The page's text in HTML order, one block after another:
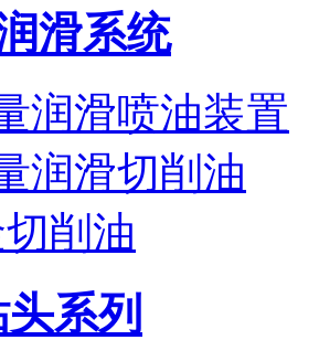
滑系统
润滑喷油装置
润滑切削油
削油
系列